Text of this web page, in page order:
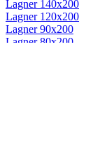
Lagner 140x200
Lagner 120x200
Lagner 90x200
Lagner 80x200